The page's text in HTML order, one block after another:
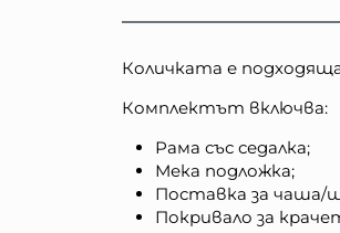
Количката е
Комплектът включва:
Рама със седалка;
Мека подложка;
Поставка за чаша/
Покривало за